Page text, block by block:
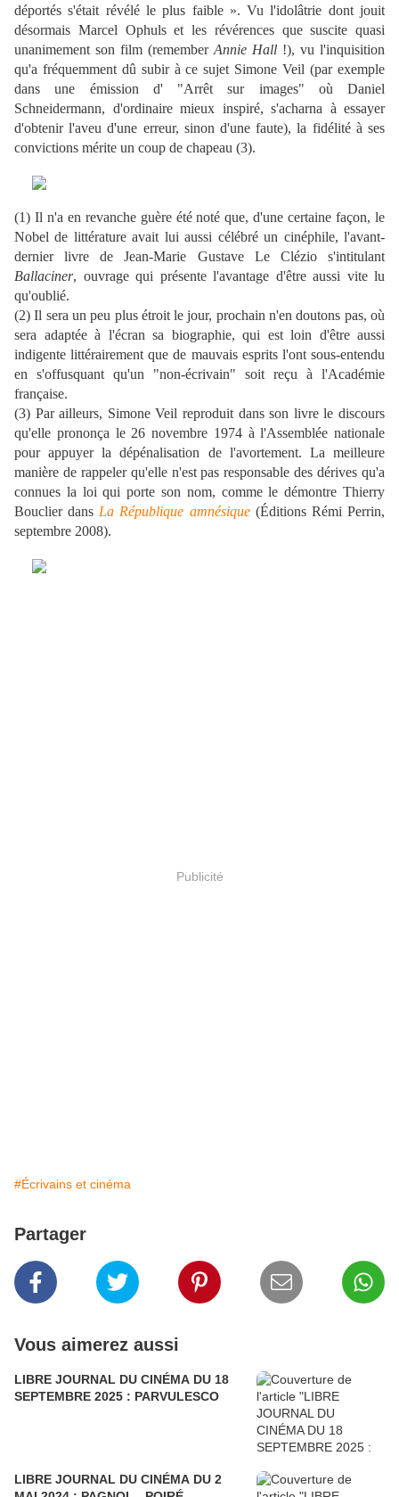
déportés s'était révélé le plus faible ». Vu l'idolâtrie dont jouit
désormais Marcel Ophuls et les révérences que suscite quasi
unanimement son film (remember Annie Hall !), vu l'inquisition
qu'a fréquemment dû subir à ce sujet Simone Veil (par exemple
dans une émission d' "Arrêt sur images" où Daniel
Schneidermann, d'ordinaire mieux inspiré, s'acharna à essayer
d'obtenir l'aveu d'une erreur, sinon d'une faute), la fidélité à ses
convictions mérite un coup de chapeau (3).
(1) Il n'a en revanche guère été noté que, d'une certaine façon, le
Nobel de littérature avait lui aussi célébré un cinéphile, l'avant-
dernier livre de Jean-Marie Gustave Le Clézio s'intitulant
Ballaciner, ouvrage qui présente l'avantage d'être aussi vite lu
qu'oublié.
(2) Il sera un peu plus étroit le jour, prochain n'en doutons pas, où
sera adaptée à l'écran sa biographie, qui est loin d'être aussi
indigente littérairement que de mauvais esprits l'ont sous-entendu
en s'offusquant qu'un "non-écrivain" soit reçu à l'Académie
française.
(3) Par ailleurs, Simone Veil reproduit dans son livre le discours
qu'elle prononça le 26 novembre 1974 à l'Assemblée nationale
pour appuyer la dépénalisation de l'avortement. La meilleure
manière de rappeler qu'elle n'est pas responsable des dérives qu'a
connues la loi qui porte son nom, comme le démontre Thierry
Bouclier dans La République amnésique(Éditions Rémi Perrin,
septembre 2008).
Publicité
#Écrivains et cinéma
Partager
Vous aimerez aussi
LIBRE JOURNAL DU CINÉMA DU 18
SEPTEMBRE 2025 : PARVULESCO
LIBRE JOURNAL DU CINÉMA DU 2